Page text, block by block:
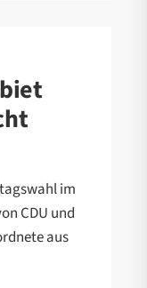
im
CDU und
aus